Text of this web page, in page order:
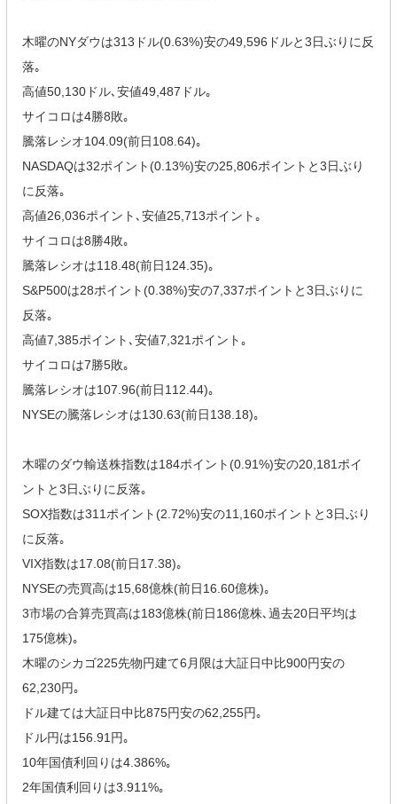
木曜のNYダウは313ドル(0.63%)安の49,596ドルと3日ぶりに反
落｡
高値50,130ドル､安値49,487ドル｡
サイコロは4勝8敗｡
騰落レシオ104.09(前日108.64)｡
NASDAQは32ポイント(0.13%)安の25,806ポイントと3日ぶり
に反落｡
高値26,036ポイント､安値25,713ポイント｡
サイコロは8勝4敗｡
騰落レシオは118.48(前日124.35)｡
S&P500は28ポイント(0.38%)安の7,337ポイントと3日ぶりに
反落｡
高値7,385ポイント､安値7,321ポイント｡
サイコロは7勝5敗｡
騰落レシオは107.96(前日112.44)｡
NYSEの騰落レシオは130.63(前日138.18)｡
木曜のダウ輸送株指数は184ポイント(0.91%)安の20,181ポイ
ントと3日ぶりに反落｡
SOX指数は311ポイント(2.72%)安の11,160ポイントと3日ぶり
に反落｡
VIX指数は17.08(前日17.38)｡
NYSEの売買高は15,68億株(前日16.60億株)｡
3市場の合算売買高は183億株(前日186億株､過去20日平均は
175億株)｡
木曜のシカゴ225先物円建て6月限は大証日中比900円安の
62,230円｡
ドル建ては大証日中比875円安の62,255円｡
ドル円は156.91円｡
10年国債利回りは4.386%｡
2年国債利回りは3.911%｡